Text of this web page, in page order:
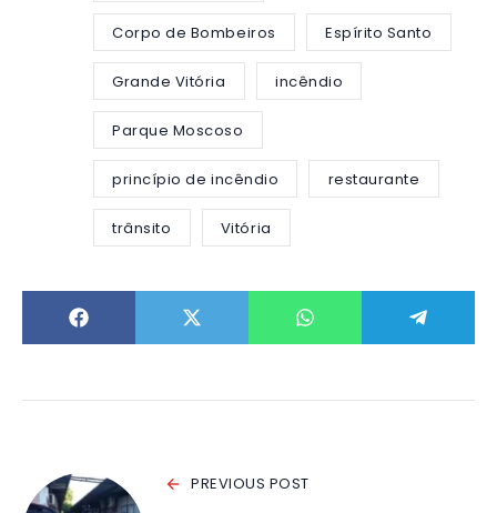
Corpo de Bombeiros Espírito Santo
Grande Vitória incêndio
Parque Moscoso
princípio de incêndio restaurante
trânsito Vitória
PREVIOUS POST